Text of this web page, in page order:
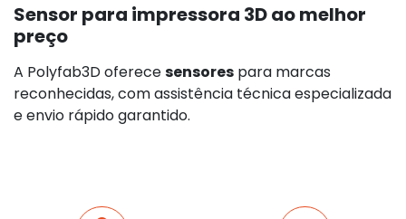
Sensor para impressora 3D ao melhor
preço
A Polyfab3D oferecesensores para marcas
reconhecidas, com assistência técnica especializada
e envio rápido garantido.